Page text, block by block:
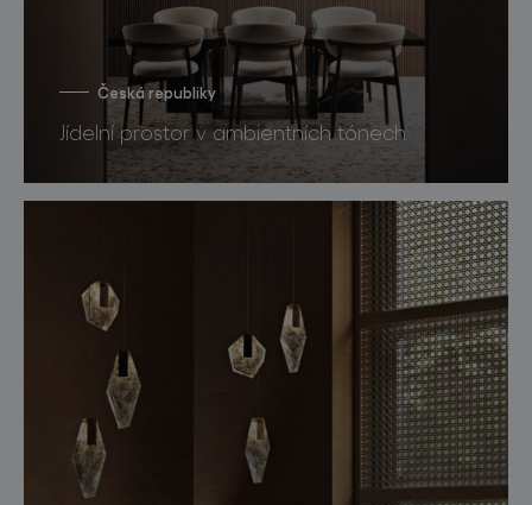
Česká republiky
Jídelní prostor v ambientních tónech